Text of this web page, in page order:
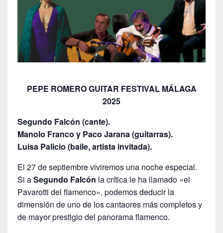
PEPE ROMERO GUITAR FESTIVAL MÁLAGA
2025
Segundo Falcón (cante).
Manolo Franco y Paco Jarana (guitarras).
Luisa Palicio (baile, artista invitada).
El 27 de septiembre viviremos una noche especial.
Si aSegundo Falcón la crítica le ha llamado «el
Pavarotti del flamenco», podemos deducir la
dimensión de uno de los cantaores más completos y
de mayor prestigio del panorama flamenco.